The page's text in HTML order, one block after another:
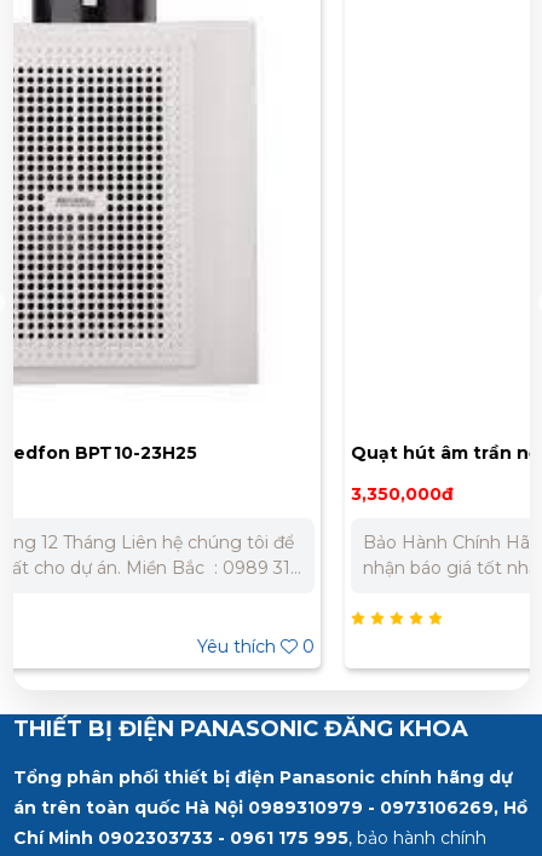
Quạt hút âm trần nối ống vuông góc Nedfon
Bảo Hành Chính Hãng 12 Tháng Liên hệ chúng tôi để
nhận báo giá tốt nhất cho dự án. Miền Bắc : 0989 310
THIẾT BỊ ĐIỆN PANASONIC ĐĂNG KHOA
Tổng phân phối thiết bị điện Panasonic chính hãng dự
án trên toàn quốc Hà Nội 0989310979 - 0973106269, Hồ
Chí Minh 0902303733 - 0961 175 995, bảo hành chính